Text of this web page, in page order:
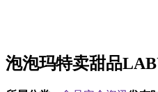
泡泡玛特卖甜品